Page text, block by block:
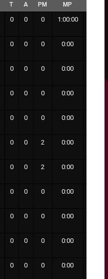
T A PM MP
0 0 0 1:00:00
0 0 0 0:00
0 0 0 0:00
0 0 0 0:00
0 0 0 0:00
0 0 2 0:00
0 0 2 0:00
0 0 0 0:00
0 0 0 0:00
0 0 0 0:00
0 0 0 0:00